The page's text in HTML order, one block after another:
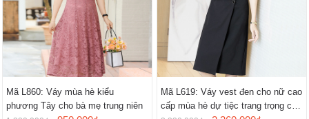
Mã L860: Váy mùa hè kiểu
phương Tây cho bà mẹ trung niên
Mã L619: Váy vest đen cho nữ cao
cấp mùa hè dự tiệc trang trọng cao